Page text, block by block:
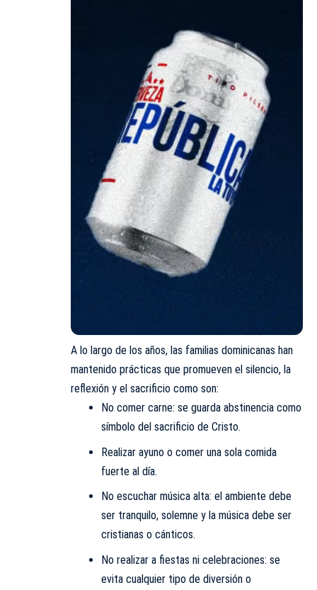
A lo largo de los años, las familias dominicanas han
mantenido prácticas que promueven el silencio, la
reflexión y el sacrificio como son:
No comer carne: se guarda abstinencia como
símbolo del sacrificio de Cristo.
Realizar ayuno o comer una sola comida
fuerte al día.
No escuchar música alta: el ambiente debe
ser tranquilo, solemne y la música debe ser
cristianas o cánticos.
No realizar a fiestas ni celebraciones: se
evita cualquier tipo de diversión o